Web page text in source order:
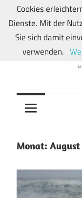
Zum
Inhalt
springen
Wunschkindern
und
Mein
Food-
und
Monat: August
Cookies
Dienste. Mit der
Sie sich damit
verwenden.